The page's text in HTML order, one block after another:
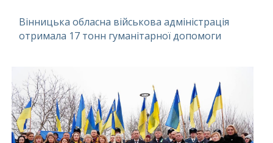
Вінницька обласна військова адміністрація
отримала 17 тонн гуманітарної допомоги